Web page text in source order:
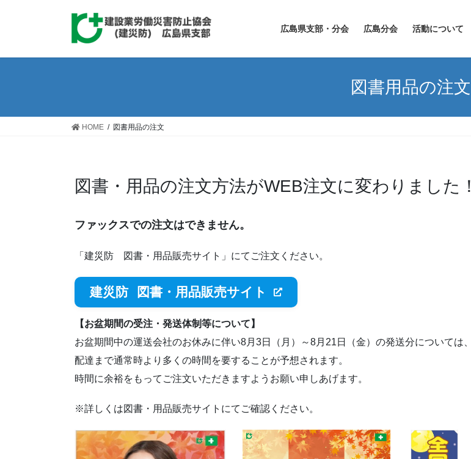
広島県支部・分会 広島分会 活動について
図書用品の注文
HOME 図書用品の注文
図書・用品の注文方法がWEB注文に変わりました！
ファックスでの注文はできません。
「建災防 図書・用品販売サイト」にてご注文ください。
建災防 図書・用品販売サイト
【お盆期間の受注・発送体制等について】
お盆期間中の運送会社のお休みに伴い8月3日（月）～8月21日（金）の発送分については、
配達まで通常時より多くの時間を要することが予想されます。
時間に余裕をもってご注文いただきますようお願い申しあげます。
※詳しくは図書・用品販売サイトにてご確認ください。